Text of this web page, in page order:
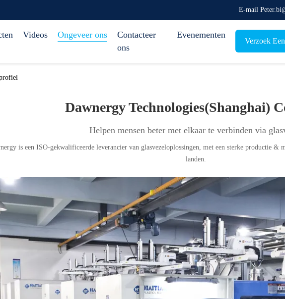
E-mail
Videos Ongeveer ons
Contacteer
ons
Evenementen
Verzoek
Dawnergy Technologies(Shanghai)
Helpen mensen beter met elkaar te verbinden via
is een ISO-gekwalificeerde leverancier van glasvezeloplossingen, met een sterke productie & maatwerk mogelijkheden. Producten in 65+
landen.